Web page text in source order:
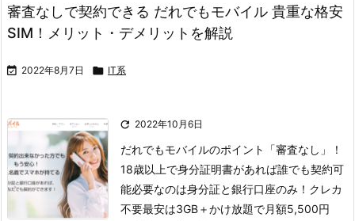
審査なしで契約できる だれでもモバイル 貴重な格安
SIM！メリット・デメリットを解説
 2022年8月7日  IT系
 2022年10月6日
だれでもモバイルのポイント「審査なし」！
18歳以上で身分証明書があれば誰でも契約可
能必要なのは身分証と銀行口座のみ！クレカ
不要最安は3GB＋かけ放題で月額5,500円